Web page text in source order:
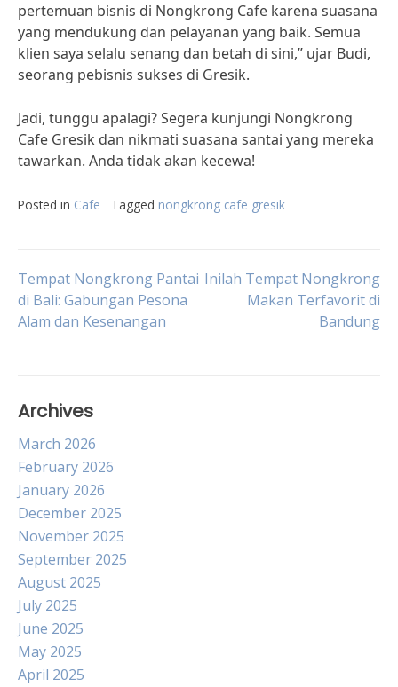
pertemuan bisnis di Nongkrong Cafe karena suasana
yang mendukung dan pelayanan yang baik. Semua
klien saya selalu senang dan betah di sini,” ujar Budi,
seorang pebisnis sukses di Gresik.
Jadi, tunggu apalagi? Segera kunjungi Nongkrong
Cafe Gresik dan nikmati suasana santai yang mereka
tawarkan. Anda tidak akan kecewa!
Posted in Cafe Tagged nongkrong cafe gresik
Post
navigation
Tempat Nongkrong Pantai
di Bali: Gabungan Pesona
Alam dan Kesenangan
Inilah Tempat Nongkrong
Makan Terfavorit di
Bandung
Archives
March 2026
February 2026
January 2026
December 2025
November 2025
September 2025
August 2025
July 2025
June 2025
May 2025
April 2025